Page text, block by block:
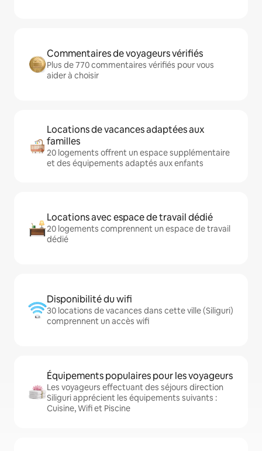
Commentaires de voyageurs vérifiés
Plus de 770 commentaires vérifiés pour vous
aider à choisir
Locations de vacances adaptées aux
familles
20 logements offrent un espace supplémentaire
et des équipements adaptés aux enfants
Locations avec espace de travail dédié
20 logements comprennent un espace de travail
dédié
Disponibilité du wifi
30 locations de vacances dans cette ville (Siliguri)
comprennent un accès wifi
Équipements populaires pour les voyageurs
Les voyageurs effectuant des séjours direction
Siliguri apprécient les équipements suivants :
Cuisine, Wifi et Piscine